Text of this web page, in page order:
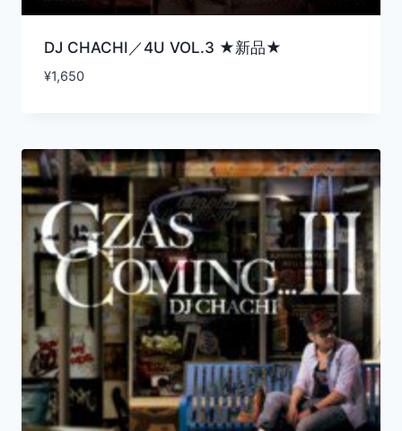
DJ CHACHI／4U VOL.3 ★新品★
¥1,650